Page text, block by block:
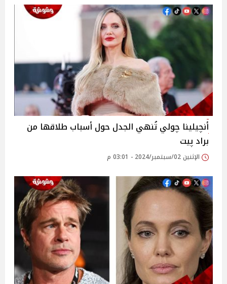
أنچيلينا چولي تُنهي الجدل حول أسباب طلاقها من
براد پيت
الإثنين 02/سبتمبر/2024 - 03:01 م